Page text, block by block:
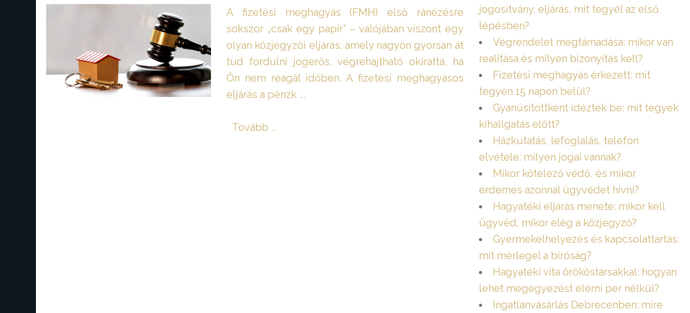
A fizetési meghagyás (FMH) első ránézésre
sokszor „csak egy papír” – valójában viszont egy
olyan közjegyzői eljárás, amely nagyon gyorsan át
tud fordulni jogerős, végrehajtható okirattá, ha
Ön nem reagál időben. A fizetési meghagyásos
eljárás a pénzk ...
Tovább ...
jogosítvány, eljárás, mit tegyél az első
lépésben?
Végrendelet megtámadása: mikor van
realitása és milyen bizonyítás kell?
Fizetési meghagyás érkezett: mit
tegyen 15 napon belül?
Gyanúsítottként idéztek be: mit tegyek
kihallgatás előtt?
Házkutatás, lefoglalás, telefon
elvétele: milyen jogai vannak?
Mikor kötelező védő, és mikor
érdemes azonnal ügyvédet hívni?
Hagyatéki eljárás menete: mikor kell
ügyvéd, mikor elég a közjegyző?
Gyermekelhelyezés és kapcsolattartás:
mit mérlegel a bíróság?
Hagyatéki vita örököstársakkal: hogyan
lehet megegyezést elérni per nélkül?
Ingatlanvásárlás Debrecenben: mire